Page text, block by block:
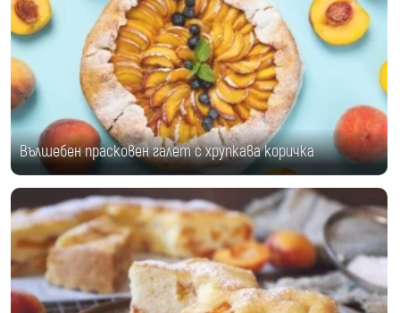
Вълшебен прасковен галет с хрупкава коричка